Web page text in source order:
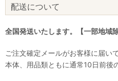
配送について
全国発送いたします。【一部地域除
ご注文確定メールがお客様に届い
本体、用品類ともに通常10日前後